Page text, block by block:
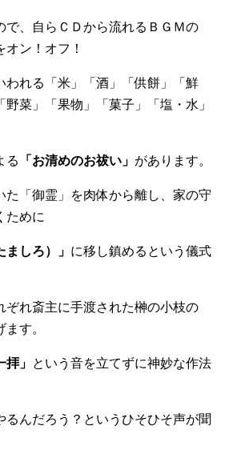
で、自らＣＤから流れるＢＧＭの
ン！オフ！
われる「米」「酒」「供餅」「鮮
菜」「果物」「菓子」「塩・水」
る 「お清めのお祓い」 があります。
た「御霊」を肉体から離し、家の守
ために
ましろ）」 に移し鎮めるという儀式
ぞれ斎主に手渡された榊の小枝の
す。
」 という音を立てずに神妙な作法
るんだろう？というひそひそ声が聞